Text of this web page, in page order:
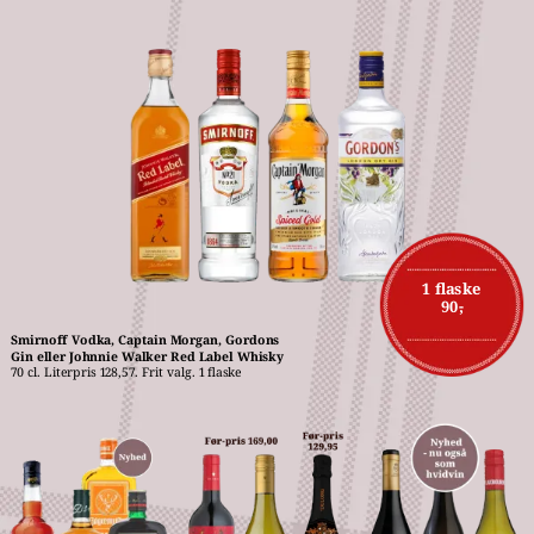
1 flaske
90,-
Smirnoff Vodka, Captain Morgan, Gordons
Gin eller Johnnie Walker Red Label Whisky
70 cl. Literpris 128,57. Frit valg. 1 flaske